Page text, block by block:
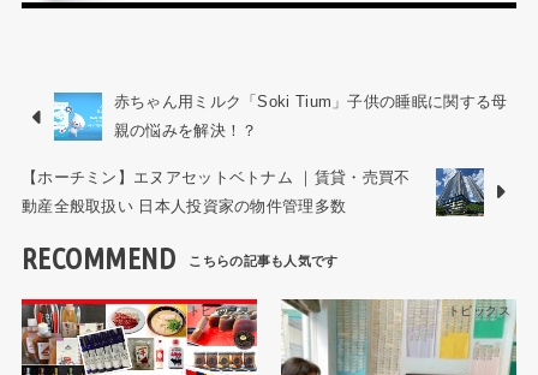
赤ちゃん用ミルク「Soki Tium」子供の睡眠に関する母
親の悩みを解決！？
【ホーチミン】エヌアセットベトナム ｜賃貸・売買不
動産全般取扱い 日本人投資家の物件管理多数
RECOMMEND
トピックス トピックス